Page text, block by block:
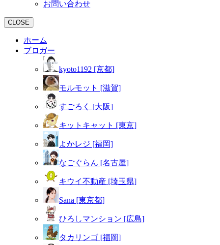
お問い合わせ
CLOSE
ホーム
ブロガー
kyoto1192 [京都]
モルモット [滋賀]
すごろく [大阪]
キットキャット [東京]
よかレジ [福岡]
なごぐらん [名古屋]
キウイ不動産 [埼玉県]
Sana [東京都]
ひろしマンション [広島]
タカリンゴ [福岡]